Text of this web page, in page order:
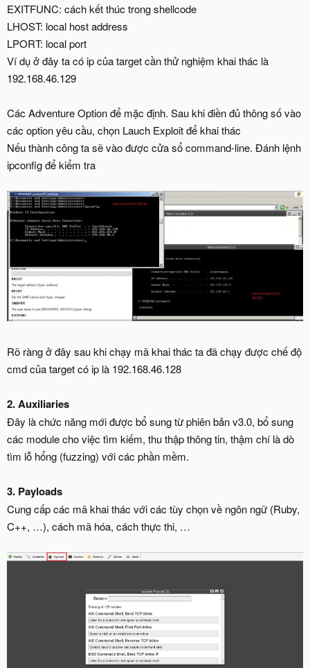
EXITFUNC: cách kết thúc trong shellcode
LHOST: local host address
LPORT: local port
Ví dụ ở đây ta có ip của target cần thử nghiệm khai thác là
192.168.46.129
Các Adventure Option để mặc định. Sau khi điền đủ thông số vào
các option yêu cầu, chọn Lauch Exploit để khai thác
Nếu thành công ta sẽ vào được cửa sổ command-line. Đánh lệnh
ipconfig để kiểm tra
Rõ ràng ở đây sau khi chạy mã khai thác ta đã chạy được chế độ
cmd của target có ip là 192.168.46.128
2. Auxiliaries
Đây là chức năng mới được bổ sung từ phiên bản v3.0, bổ sung
các module cho việc tìm kiếm, thu thập thông tin, thậm chí là dò
tìm lỗ hổng (fuzzing) với các phần mềm.
3. Payloads
Cung cấp các mã khai thác với các tùy chọn về ngôn ngữ (Ruby,
C++, …), cách mã hóa, cách thực thi, …